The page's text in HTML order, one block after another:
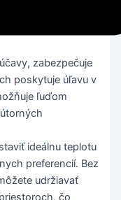
výhod,
zabezpečuje
poskytuje úľavu v
ľuďom
ideálnu teplotu
preferencií. Bez
udržiavať
čo